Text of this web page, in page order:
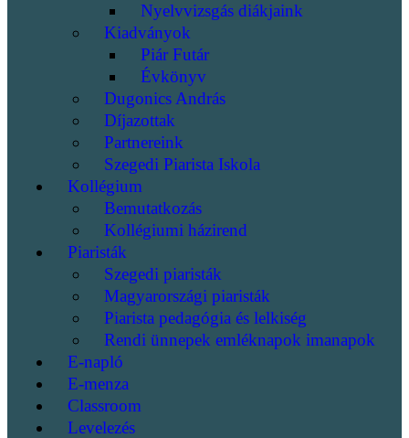
Nyelvvizsgás diákjaink
Kiadványok
Piár Futár
Évkönyv
Dugonics András
Díjazottak
Partnereink
Szegedi Piarista Iskola
Kollégium
Bemutatkozás
Kollégiumi házirend
Piaristák
Szegedi piaristák
Magyarországi piaristák
Piarista pedagógia és lelkiség
Rendi ünnepek emléknapok imanapok
E-napló
E-menza
Classroom
Levelezés